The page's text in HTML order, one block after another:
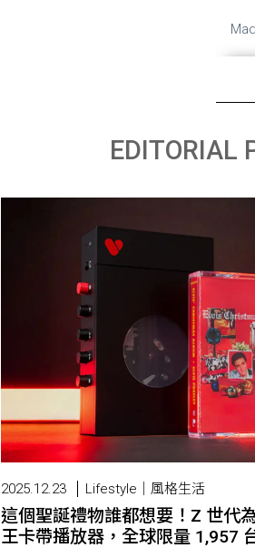
EDITORIAL
2025.12.23 Lifestyle｜風格生活
這個聖誕禮物誰都想要！Z 世代
王卡帶播放器，全球限量 1,957